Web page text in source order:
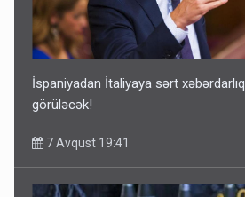
İspaniyadan İtaliyaya sərt
görüləcək!
7 Avqust 19:41